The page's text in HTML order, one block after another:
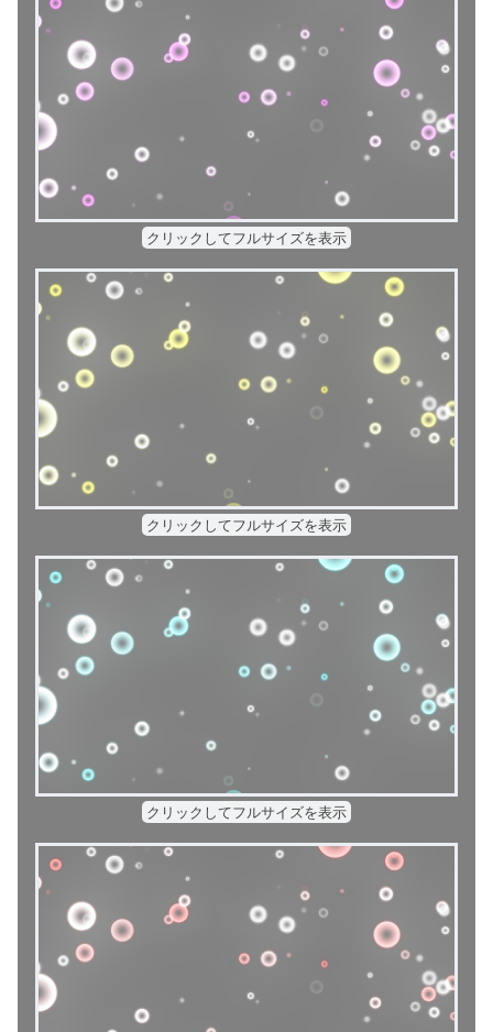
クリックしてフルサイズを表示
クリックしてフルサイズを表示
クリックしてフルサイズを表示